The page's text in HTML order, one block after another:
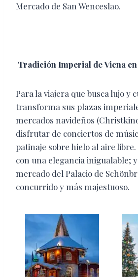
Mercado de San Wenceslao.
Tradición Imperial de Viena
Para la viajera que busca lujo y
transforma sus plazas
mercados navideños
disfrutar de conciertos de
patinaje sobre hielo al aire libre.
con una elegancia inigualable;
mercado del Palacio de
concurrido y más majestuoso.